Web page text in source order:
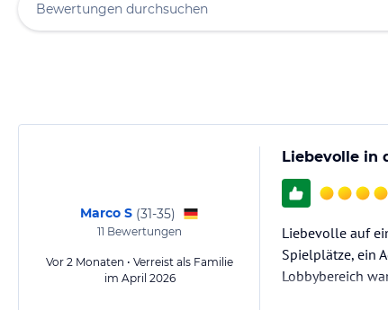
Marco S (31-35)
11 Bewertungen
Vor 2 Monaten • Verreist als Familie
im April 2026
Liebevolle in
Liebevolle auf
Spielplätze, ein
Lobbybereich